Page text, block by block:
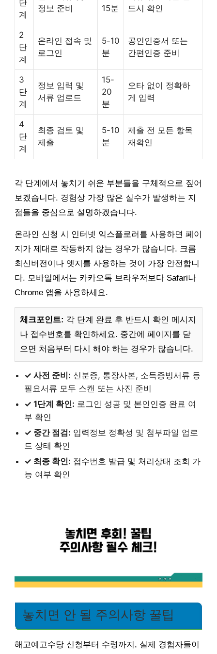
단
계
정보 준비
15분
드시 확인
2
단
계
온라인 접속 및
로그인
5-10
분
공인인증서 또는
간편인증 준비
3
단
계
정보 입력 및
서류 업로드
15-
20
분
오타 없이 정확하
게 입력
4
단
계
최종 검토 및
제출
5-10
분
제출 전 모든 항목
재확인
각 단계에서 놓치기 쉬운 부분들을 구체적으로 짚어
보겠습니다. 경험상 가장 많은 실수가 발생하는 지
점들을 중심으로 설명하겠습니다.
온라인 신청 시 인터넷 익스플로러를 사용하면 페이
지가 제대로 작동하지 않는 경우가 많습니다. 크롬
최신버전이나 엣지를 사용하는 것이 가장 안전합니
다. 모바일에서는 카카오톡 브라우저보다 Safari나
Chrome 앱을 사용하세요.
체크포인트: 각 단계 완료 후 반드시 확인 메시지
나 접수번호를 확인하세요. 중간에 페이지를 닫
으면 처음부터 다시 해야 하는 경우가 많습니다.
✓ 사전 준비: 신분증, 통장사본, 소득증빙서류 등
필요서류 모두 스캔 또는 사진 준비
✓ 1단계 확인: 로그인 성공 및 본인인증 완료 여
부 확인
✓ 중간 점검: 입력정보 정확성 및 첨부파일 업로
드 상태 확인
✓ 최종 확인: 접수번호 발급 및 처리상태 조회 가
능 여부 확인
놓치면 안 될 주의사항 꿀팁
해고예고수당 신청부터 수령까지, 실제 경험자들이